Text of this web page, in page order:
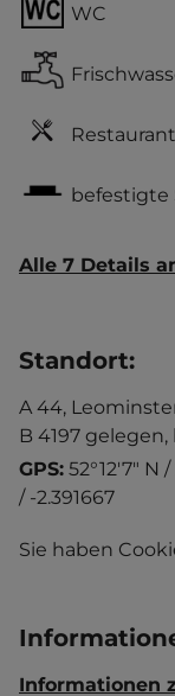
WC
Restaurant
befestigte
Alle 7 Details
Standort:
A 44,
B 4197
GPS: 52°12'7" N
/ -2.391667
Sie haben
Informationen